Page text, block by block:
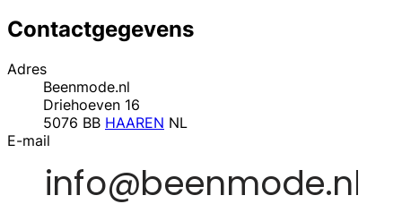
Contactgegevens
Adres
Beenmode.nl
Driehoeven 16
5076 BB HAAREN NL
E-mail